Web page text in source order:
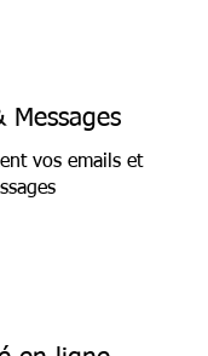
Messages
vos emails et